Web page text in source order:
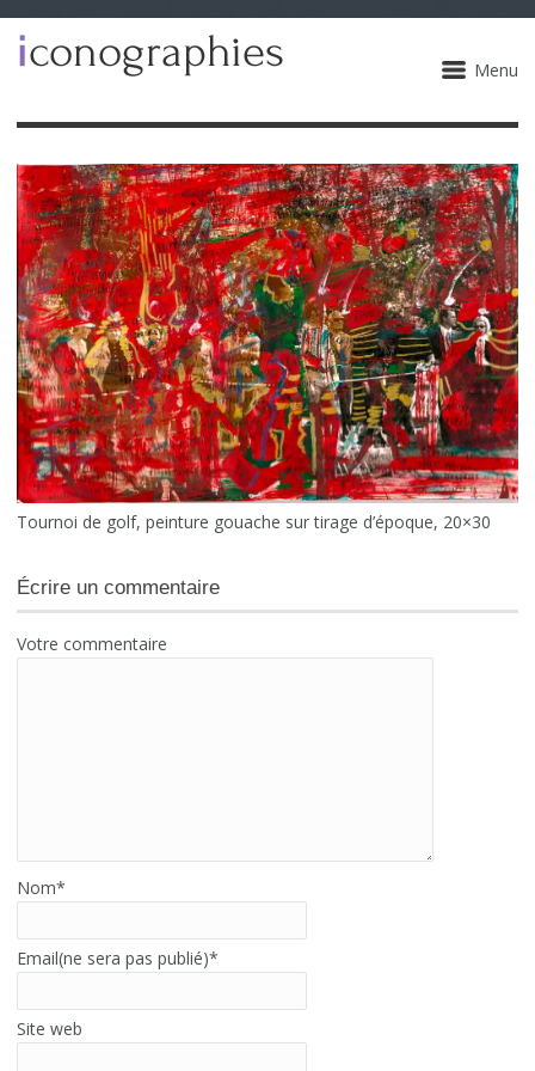
Menu
Tournoi de golf, peinture gouache sur tirage d’époque, 20×30
Écrire un commentaire
Votre commentaire
Nom*
Email(ne sera pas publié)*
Site web